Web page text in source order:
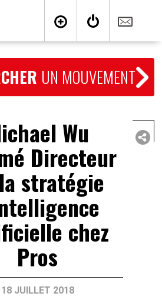
UN MOUVEMENT
Wu
Directeur
stratégie
chez
Pros
18 JUILLET 2018